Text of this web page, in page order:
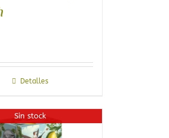
Detalles
Sin stock